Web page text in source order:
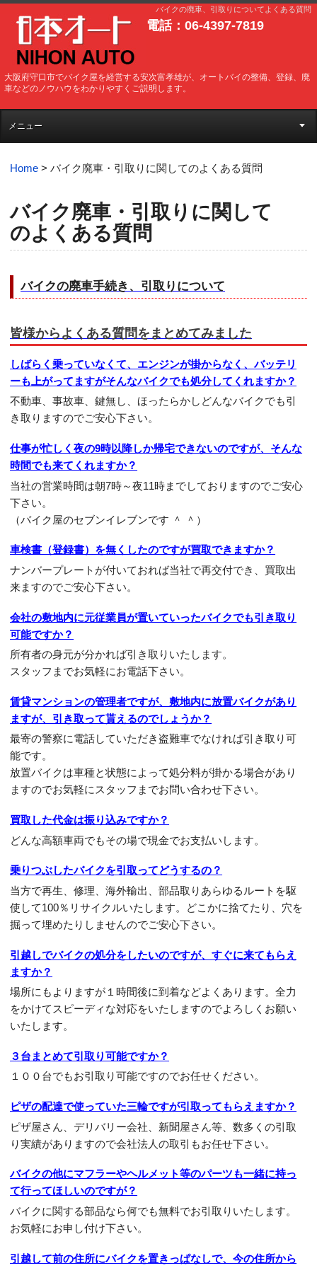
バイクの廃車、引取りについてよくある質問
電話：06-4397-7819
大阪府守口市でバイク屋を経営する安次富孝雄が、オートバイの整備、登録、廃
車などのノウハウをわかりやすくご説明します。
メニュー
Home >バイク廃車・引取りに関してのよくある質問
バイク廃車・引取りに関して
のよくある質問
バイクの廃車手続き、引取りについて
皆様からよくある質問をまとめてみました
しばらく乗っていなくて、エンジンが掛からなく、バッテリ
ーも上がってますがそんなバイクでも処分してくれますか？
不動車、事故車、鍵無し、ほったらかしどんなバイクでも引
き取りますのでご安心下さい。
仕事が忙しく夜の9時以降しか帰宅できないのですが、そんな
時間でも来てくれますか？
当社の営業時間は朝7時～夜11時までしておりますのでご安心
下さい。
（バイク屋のセブンイレブンです ＾ ＾）
車検書（登録書）を無くしたのですが買取できますか？
ナンバープレートが付いておれば当社で再交付でき、買取出
来ますのでご安心下さい。
会社の敷地内に元従業員が置いていったバイクでも引き取り
可能ですか？
所有者の身元が分かれば引き取りいたします。
スタッフまでお気軽にお電話下さい。
賃貸マンションの管理者ですが、敷地内に放置バイクがあり
ますが、引き取って貰えるのでしょうか？
最寄の警察に電話していただき盗難車でなければ引き取り可
能です。
放置バイクは車種と状態によって処分料が掛かる場合があり
ますのでお気軽にスタッフまでお問い合わせ下さい。
買取した代金は振り込みですか？
どんな高額車両でもその場で現金でお支払いします。
乗りつぶしたバイクを引取ってどうするの？
当方で再生、修理、海外輸出、部品取りあらゆるルートを駆
使して100％リサイクルいたします。どこかに捨てたり、穴を
掘って埋めたりしませんのでご安心下さい。
引越しでバイクの処分をしたいのですが、すぐに来てもらえ
ますか？
場所にもよりますが１時間後に到着などよくあります。全力
をかけてスピーディな対応をいたしますのでよろしくお願い
いたします。
３台まとめて引取り可能ですか？
１００台でもお引取り可能ですのでお任せください。
ピザの配達で使っていた三輪ですが引取ってもらえますか？
ピザ屋さん、デリバリー会社、新聞屋さん等、数多くの引取
り実績がありますので会社法人の取引もお任せ下さい。
バイクの他にマフラーやヘルメット等のパーツも一緒に持っ
て行ってほしいのですが？
バイクに関する部品なら何でも無料でお引取りいたします。
お気軽にお申し付け下さい。
引越して前の住所にバイクを置きっぱなしで、今の住所から